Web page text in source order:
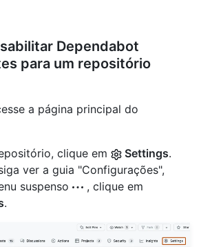
Dependabot
para um repositório
a página principal do
clique em
Settings.
ver a guia "Configurações",
suspenso
, clique em
.